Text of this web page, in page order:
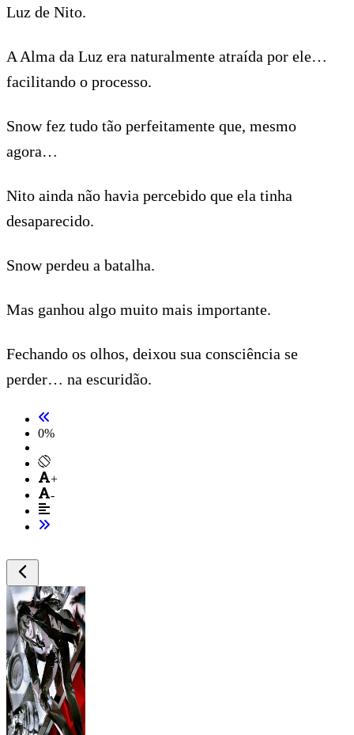
Luz de Nito.
A Alma da Luz era naturalmente atraída por ele…
facilitando o processo.
Snow fez tudo tão perfeitamente que, mesmo
agora…
Nito ainda não havia percebido que ela tinha
desaparecido.
Snow perdeu a batalha.
Mas ganhou algo muito mais importante.
Fechando os olhos, deixou sua consciência se
perder… na escuridão.
0%
+
-